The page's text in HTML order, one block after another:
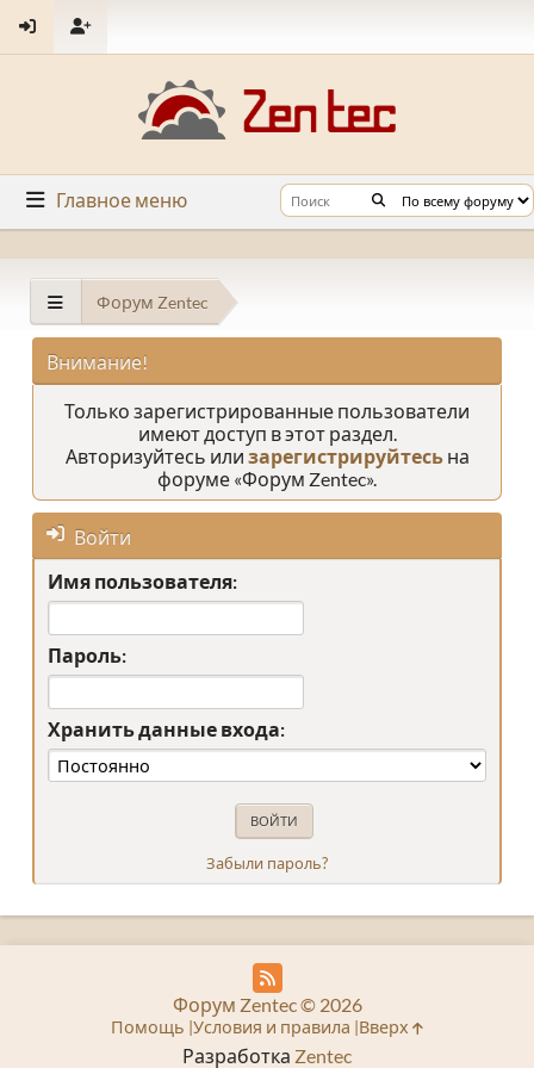
Главное меню
Форум Zentec
Внимание!
Только зарегистрированные пользователи
имеют доступ в этот раздел.
Авторизуйтесь или зарегистрируйтесьна
форуме «Форум Zentec».
Войти
Имя пользователя:
Пароль:
Хранить данные входа:
Забыли пароль?
Разработка Zentec
Форум Zentec © 2026
Помощь Условия и правила Вверх